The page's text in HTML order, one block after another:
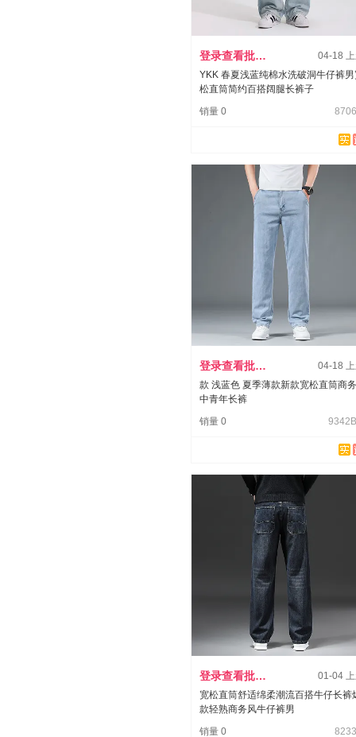
登录查看批发价
04-18
YKK 春夏浅蓝纯棉水洗破洞牛仔裤
松直筒简约百搭阔腿长裤子
销量 0
登录查看批发价
04-18
款 浅蓝色 夏季薄款新款宽松直筒商务
中青年长裤
销量 0
登录查看批发价
01-04
宽松直筒舒适绵柔潮流百搭牛仔长裤
款轻熟商务风牛仔裤男
销量 0